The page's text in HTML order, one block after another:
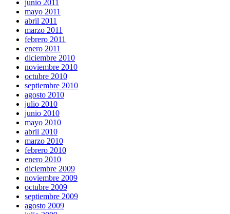
junio 2011
mayo 2011
abril 2011
marzo 2011
febrero 2011
enero 2011
diciembre 2010
noviembre 2010
octubre 2010
septiembre 2010
agosto 2010
julio 2010
junio 2010
mayo 2010
abril 2010
marzo 2010
febrero 2010
enero 2010
diciembre 2009
noviembre 2009
octubre 2009
septiembre 2009
agosto 2009